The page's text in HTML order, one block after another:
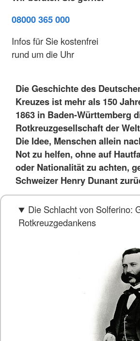
08000 365 000
Infos für Sie kostenfrei
rund um die Uhr
Die Geschichte des
Kreuzes ist mehr als 150
1863 in Baden-Württemberg
Rotkreuzgesellschaft der
Die Idee, Menschen allein
Not zu helfen, ohne auf
oder Nationalität zu achten,
Schweizer Henry Dunant
Die Schlacht von Solferino:
Rotkreuzgedankens